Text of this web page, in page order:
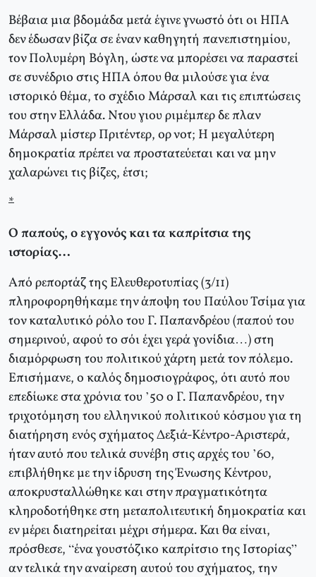
Βέβαια μια βδομάδα μετά έγινε γνωστό ότι οι ΗΠΑ
δεν έδωσαν βίζα σε έναν καθηγητή πανεπιστημίου,
τον Πολυμέρη Βόγλη, ώστε να μπορέσει να παραστεί
σε συνέδριο στις ΗΠΑ όπου θα μιλούσε για ένα
ιστορικό θέμα, το σχέδιο Μάρσαλ και τις επιπτώσεις
του στην Ελλάδα. Ντου γιου ριμέμπερ δε πλαν
Μάρσαλ μίστερ Πριτέντερ, ορ νοτ; Η μεγαλύτερη
δημοκρατία πρέπει να προστατεύεται και να μην
χαλαρώνει τις βίζες, έτσι;
*
Ο παπούς, ο εγγονός και τα καπρίτσια της
ιστορίας…
Από ρεπορτάζ της Ελευθεροτυπίας (3/11)
πληροφορηθήκαμε την άποψη του Παύλου Τσίμα για
τον καταλυτικό ρόλο του Γ. Παπανδρέου (παπού του
σημερινού, αφού το σόι έχει γερά γονίδια…) στη
διαμόρφωση του πολιτικού χάρτη μετά τον πόλεμο.
Επισήμανε, ο καλός δημοσιογράφος, ότι αυτό που
επεδίωκε στα χρόνια του ’50 ο Γ. Παπανδρέου, την
τριχοτόμηση του ελληνικού πολιτικού κόσμου για τη
διατήρηση ενός σχήματος Δεξιά-Κέντρο-Αριστερά,
ήταν αυτό που τελικά συνέβη στις αρχές του ’60,
επιβλήθηκε με την ίδρυση της Ένωσης Κέντρου,
αποκρυσταλλώθηκε και στην πραγματικότητα
κληροδοτήθηκε στη μεταπολιτευτική δημοκρατία και
εν μέρει διατηρείται μέχρι σήμερα. Και θα είναι,
πρόσθεσε, “ένα γουστόζικο καπρίτσιο της Ιστορίας”
αν τελικά την αναίρεση αυτού του σχήματος, την